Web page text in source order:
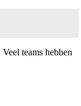
teams hebben